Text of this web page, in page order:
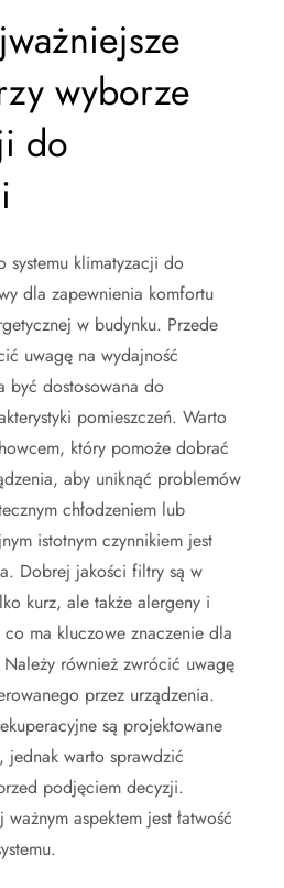
wyborze
do
klimatyzacji do
dla zapewnienia komfortu
w budynku. Przede
uwagę na wydajność
być dostosowana do
pomieszczeń. Warto
który pomoże dobrać
aby uniknąć problemów
chłodzeniem lub
istotnym czynnikiem jest
Dobrej jakości filtry są w
kurz, ale także alergeny i
ma kluczowe znaczenie dla
również zwrócić uwagę
przez urządzenia.
są projektowane
jednak warto sprawdzić
podjęciem decyzji.
aspektem jest łatwość